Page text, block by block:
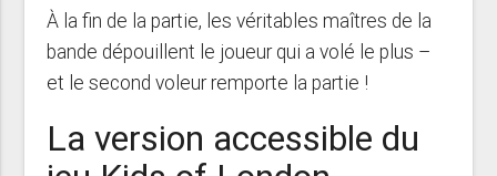
À la fin de la partie, les véritables maîtres de la
bande dépouillent le joueur qui a volé le plus –
et le second voleur remporte la partie !
La version accessible du